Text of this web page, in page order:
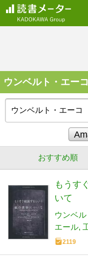
ウンベルト・エー
おすすめ順
もうす
いて
ウンベ
エール
2119